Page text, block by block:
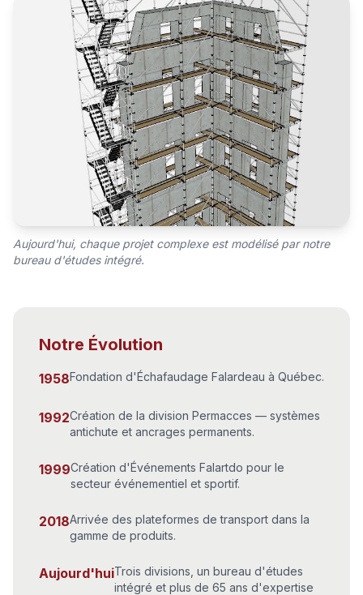
Aujourd'hui, chaque projet complexe est modélisé par notre
bureau d'études intégré.
Notre Évolution
1958Fondation d'Échafaudage Falardeau à Québec.
1992Création de la division Permacces — systèmes
antichute et ancrages permanents.
1999Création d'Événements Falartdo pour le
secteur événementiel et sportif.
2018Arrivée des plateformes de transport dans la
gamme de produits.
Aujourd'huiTrois divisions, un bureau d'études
intégré et plus de 65 ans d'expertise